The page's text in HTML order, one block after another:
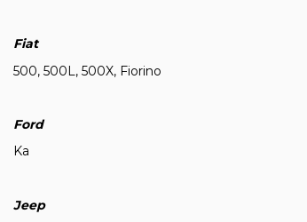
Fiat
500, 500L, 500X, Fiorino
Ford
Ka
Jeep